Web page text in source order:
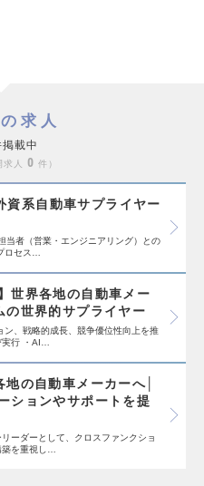
求人
掲載中
求人 0 件
資系自動車サプライヤー
当者（営業・エンジニアリング）との
ロセス…
世界各地の自動車メー
の世界的サプライヤー
ン、戦略的成長、競争優位性向上を推
行 ・AI…
地の自動車メーカーへ│
ションやサポートを提
ーダーとして、クロスファンクショ
を重視し…